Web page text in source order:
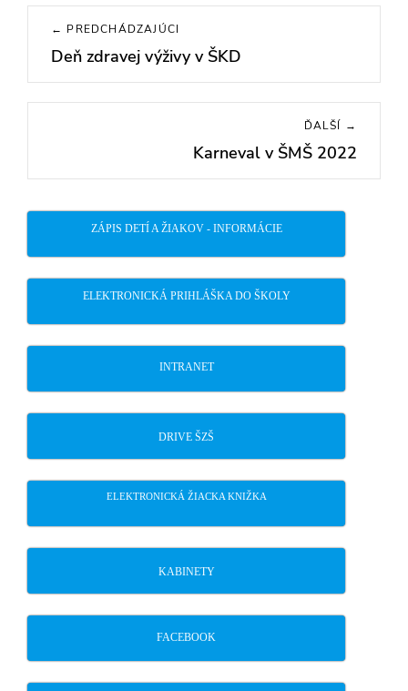
Navigácia
článku
← PREDCHÁDZAJÚCI
Previous
post:
Deň zdravej výživy v ŠKD
ĎALŠÍ →
post:
Karneval v ŠMŠ 2022
ZÁPIS DETÍ A ŽIAKOV - INFORMÁCIE
ELEKTRONICKÁ PRIHLÁŠKA DO ŠKOLY
INTRANET
DRIVE ŠZŠ
ELEKTRONICKÁ ŽIACKA KNIŽKA
KABINETY
FACEBOOK